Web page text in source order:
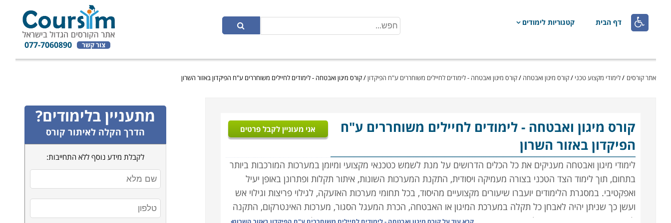
 דף הבית קטגוריות לימודים
צור קשר 077-7060890
אתר קורסים /לימודי מקצוע טכני /קורס מיגון ואבטחה /קורס מיגון ואבטחה - לימודים לחיילים משוחררים ע"ח הפיקדון/קורס מיגון ואבטחה - לימודים לחיילים משוחררים ע"ח הפיקדון באזור השרון
קורס מיגון ואבטחה- לימודים לחיילים משוחררים ע"ח
הפיקדון באזור השרון
אני מעוניין לקבל פרטים
לימודי מיגון ואבטחה מעניקים את כל הכלים הדרושים על מנת לשמש כטכנאי מקצועי ומיומן במערכות המורכבות ביותר
בתחום, תוך לימוד הצד הטכני בצורה מעמיקה ויסודית, התקנת המערכות השונות, איתור תקלות ופתרונן באופן יעיל
ואפקטיבי. במסגרת הלימודים יועברו שיעורים מקצועיים מהיסוד, בכל תחומי מערכות האזעקה, לגילוי פריצות וגילוי אש
ועשן כך שניתן יהיה לאבחן כל תקלה במערכת המיגון או האבטחה, הכרת המעגל הסגור, מערכות האינטרקום, התקנה
לבתים חכמים, כאשר בנוסף לידע התיאורטי יועברו שיעורים מעשיים אשר יאפשרו התנסות בכל מערכת באופן מקצועי.
מתעניין בלימודים?
הדרך הקלה לאיתור קורס
לקבלת מידע נוסף ללא התחייבות: